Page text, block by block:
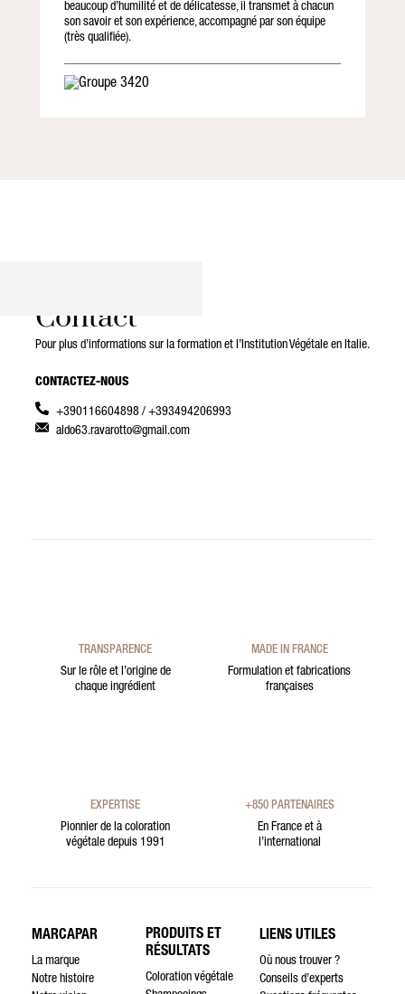
beaucoup d’humilité et de délicatesse, il transmet à chacun
son savoir et son expérience, accompagné par son équipe
(très qualifiée).
Contact
Pour plus d’informations sur la formation et l’Institution Végétale en Italie.
CONTACTEZ-NOUS
+390116604898 / +393494206993
aldo63.ravarotto@gmail.com
TRANSPARENCE
Sur le rôle et l’origine de
chaque ingrédient
MADE IN FRANCE
Formulation et fabrications
françaises
EXPERTISE
Pionnier de la coloration
végétale depuis 1991
+850 PARTENAIRES
En France et à
l’international
MARCAPAR
La marque
Notre histoire
PRODUITS ET
RÉSULTATS
Coloration végétale
LIENS UTILES
Où nous trouver ?
Conseils d’experts